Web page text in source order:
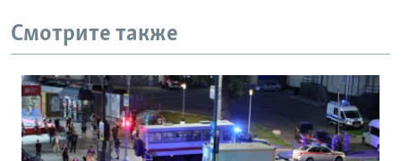
Смотрите также